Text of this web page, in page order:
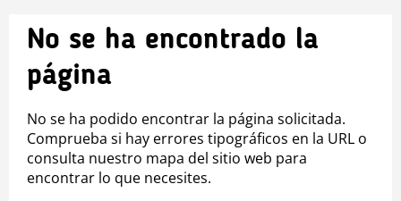
No se ha encontrado la
página
No se ha podido encontrar la página solicitada.
Comprueba si hay errores tipográficos en la URL o
consulta nuestro mapa del sitio web para
encontrar lo que necesites.